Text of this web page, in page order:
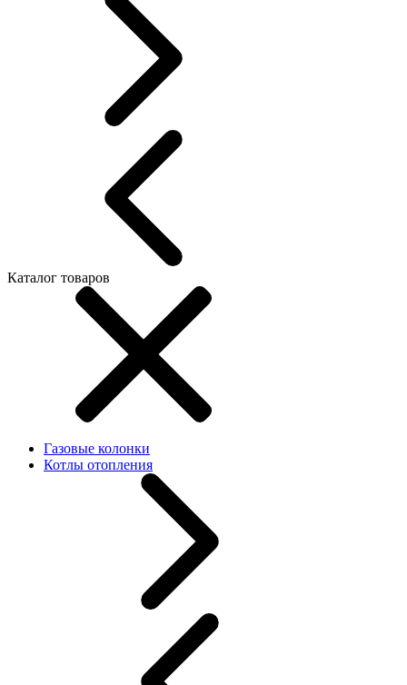
Каталог товаров
Газовые колонки
Котлы отопления